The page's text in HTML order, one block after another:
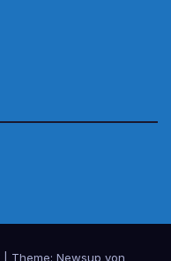
Theme: Newsup von